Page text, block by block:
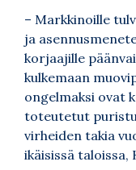
– Markkinoille
ja
korjaajille
kulkemaan
ongelmaksi ovat
toteutetut
virheiden takia
ikäisissä taloissa,